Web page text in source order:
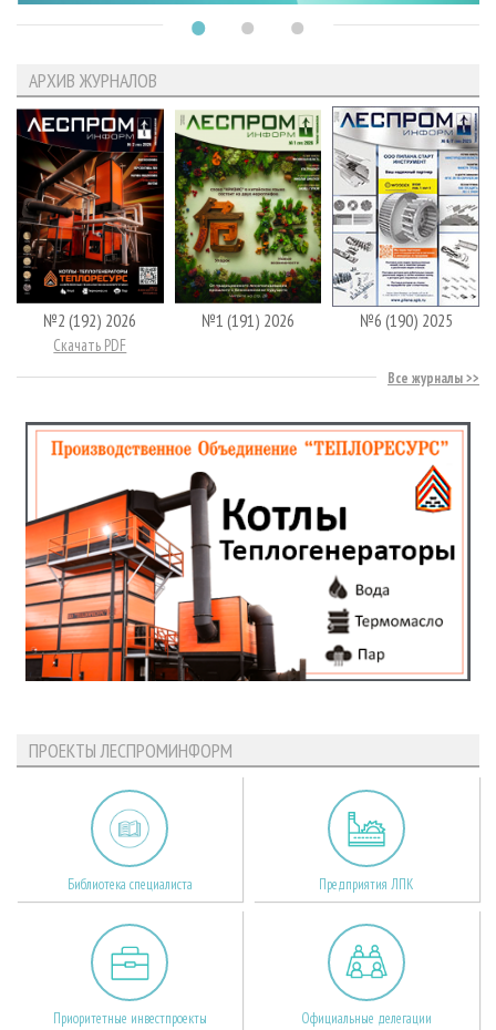
АРХИВ ЖУРНАЛОВ
№2 (192) 2026
Скачать PDF
№1 (191) 2026 №6 (190) 2025
Все журналы
ПРОЕКТЫ ЛЕСПРОМИНФОРМ
Библиотека специалиста Предприятия ЛПК
Приоритетные инвестпроекты Официальные делегации